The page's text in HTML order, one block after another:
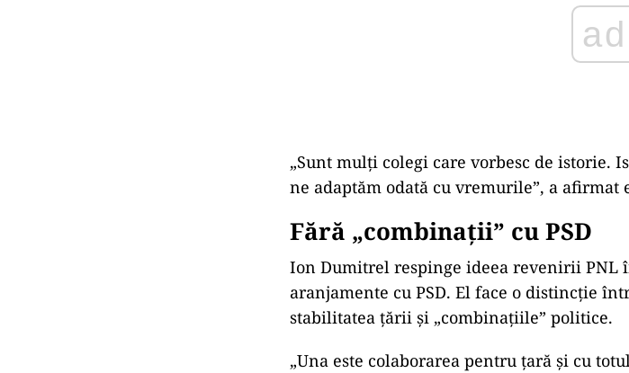
ad
„Sunt mulți colegi care vorbesc de istorie.
ne adaptăm odată cu vremurile”, a afirmat
Fără „combinații” cu PSD
Ion Dumitrel respinge ideea revenirii PNL
aranjamente cu PSD. El face o distincție
stabilitatea țării și „combinațiile” politice.
„Una este colaborarea pentru țară și cu